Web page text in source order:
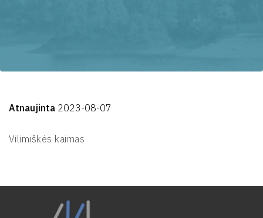
Atnaujinta 2023-08-07
Vilimiškės kaimas